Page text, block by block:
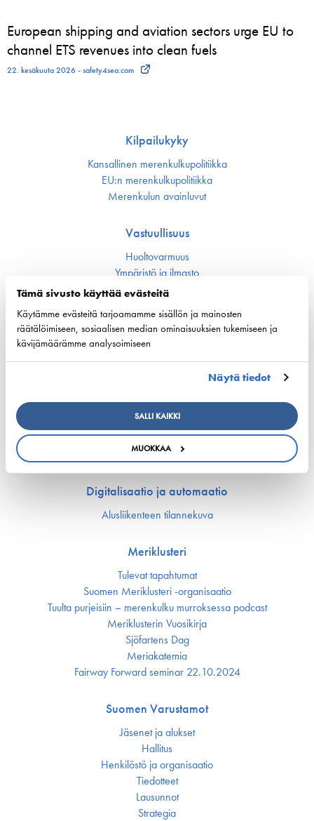
Tämä sivusto käyttää evästeitä
Käytämme evästeitä tarjoamamme sisällön ja mainosten
räätälöimiseen, sosiaalisen median ominaisuuksien tukemiseen ja
kävijämäärämme analysoimiseen
Näytä tiedot
SALLI KAIKKI
MUOKKAA
European shipping and aviation sectors urge EU to
channel ETS revenues into clean fuels
22. kesäkuuta 2026 - safety4sea.com
Kilpailukyky
Kansallinen merenkulku­politiikka
EU:n merenkulku­politiikka
Merenkulun avainluvut
Vastuullisuus
Huoltovarmuus
Ympäristö ja ilmasto
Varustamot panostavat uuteen teknologiaan ja
ympäristöystävällisiin ratkaisuihin uusissa aluksissa
Turvallisuus
Työmarkkinat ja osaaminen
Koulutus ja osaaminen
Suomen Varustamoiden Yrityskylä
Merenkulun HarjoitteluMylly
Ship Happens: Tutustu merenkulkualan mahdollisuuksiin
Digitalisaatio ja automaatio
Alusliikenteen tilannekuva
Meriklusteri
Tulevat tapahtumat
Suomen Meriklusteri -organisaatio
Tuulta purjeisiin – merenkulku murroksessa podcast
Meriklusterin Vuosikirja
Sjöfartens Dag
Meriakatemia
Fairway Forward seminar 22.10.2024
Suomen Varustamot
Jäsenet ja alukset
Hallitus
Henkilöstö ja organisaatio
Tiedotteet
Lausunnot
Strategia